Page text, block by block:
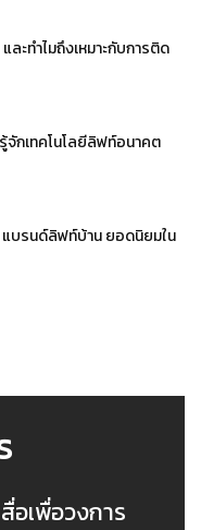
ะทำไมถึงเหมาะกับการติด
จักเทคโนโลยีลิฟท์อนาคต
บรนด์ลิฟท์บ้าน ยอดนิยมใน
อเพื่อวงการ